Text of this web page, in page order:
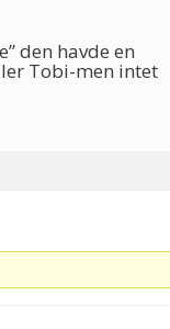
den havde en
Tobi-men intet